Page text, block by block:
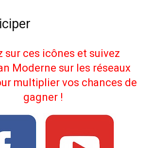
sur ces icônes et suivez
Moderne sur les réseaux
multiplier vos chances de
gagner !